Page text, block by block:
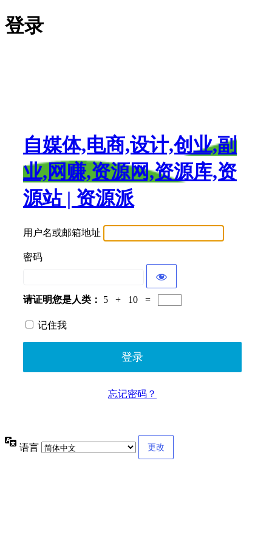
登录
自媒体,电商,设计,创业,副
业,网赚,资源网,资源库,资
源站 | 资源派
用户名或邮箱地址
密码
请证明您是人类： 5 + 10 =
记住我
忘记密码？
语言